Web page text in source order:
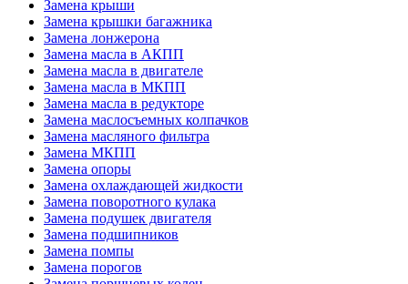
Замена крыши
Замена крышки багажника
Замена лонжерона
Замена масла в АКПП
Замена масла в двигателе
Замена масла в МКПП
Замена масла в редукторе
Замена маслосъемных колпачков
Замена масляного фильтра
Замена МКПП
Замена опоры
Замена охлаждающей жидкости
Замена поворотного кулака
Замена подушек двигателя
Замена подшипников
Замена помпы
Замена порогов